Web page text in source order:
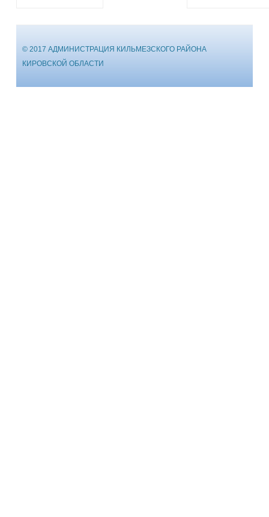
© 2017 АДМИНИСТРАЦИЯ КИЛЬМЕЗСКОГО РАЙОНА
КИРОВСКОЙ ОБЛАСТИ